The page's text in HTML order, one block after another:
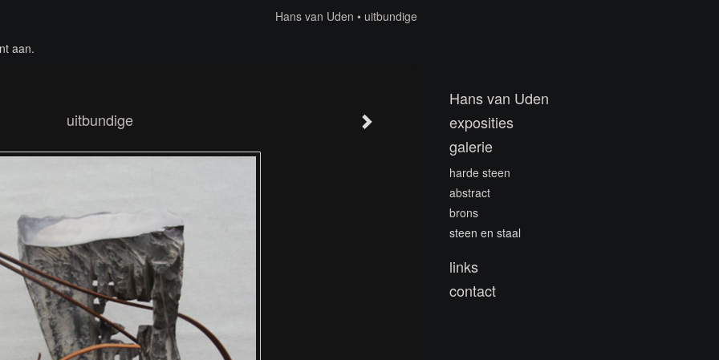
Hans van Uden
uitbundige
aan.
uitbundige
Hans van Uden
exposities
galerie
harde steen
abstract
brons
steen en staal
links
contact